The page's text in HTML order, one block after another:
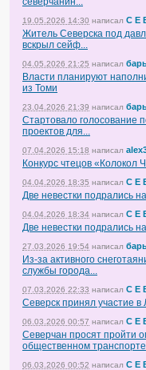
19.05.2026 14:30 написал С Е
Житель Северска под
вскрыл сейф...
04.05.2026 21:25 написал
Власти планируют
из Томи
23.04.2026 21:39 написал
Стартовало голосование
проектов для...
07.04.2026 15:18 написал
Конкурс чтецов «Колокол
04.04.2026 18:35 написал С Е
Две невестки подрались
04.04.2026 18:34 написал С Е
Две невестки подрались
27.03.2026 19:54 написал
Из-за активного
службы города...
07.03.2026 22:33 написал С Е
Северск принял участие
06.03.2026 00:57 написал С Е
Северчан просят пройти
общественном транспорте
06.03.2026 00:52 написал С Е